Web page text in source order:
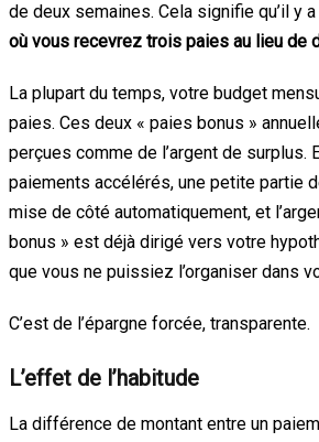
de deux semaines. Cela signifie qu’il y a
où vous recevrez trois paies au lieu de
La plupart du temps, votre budget
paies. Ces deux « paies bonus »
perçues comme de l’argent de surplus.
paiements accélérés, une petite partie
mise de côté automatiquement, et
bonus » est déjà dirigé vers votre
que vous ne puissiez l’organiser dans
C’est de l’épargne forcée, transparente.
L’effet de l’habitude
La différence de montant entre un